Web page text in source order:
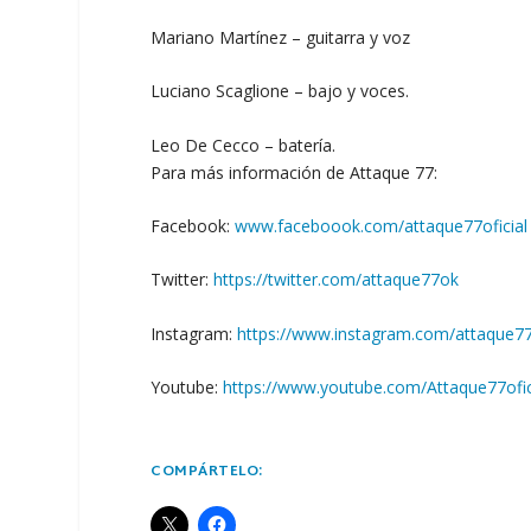
Mariano Martínez – guitarra y voz
Luciano Scaglione – bajo y voces.
Leo De Cecco – batería.
Para más información de Attaque 77:
Facebook:www.faceboook.com/attaque77oficial
Twitter:https://twitter.com/attaque77ok
Instagram:https://www.instagram.com/
Youtube:https://www.youtube.com/
COMPÁRTELO: